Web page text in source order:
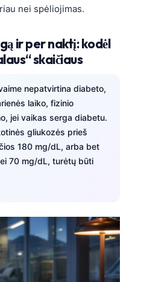
nei spėliojimas.
ir per naktį: kodėl
skaičiaus
nepatvirtina diabeto,
laiko, fizinio
jei vaikas serga diabetu.
gliukozės prieš
180 mg/dL, arba bet
70 mg/dL, turėtų būti